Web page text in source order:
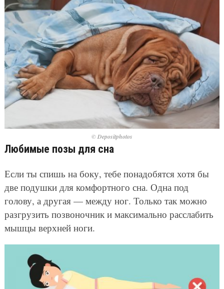
© Depositphotos
Любимые позы для сна
Если ты спишь на боку, тебе понадобятся хотя бы
две подушки для комфортного сна. Одна под
голову, а другая — между ног. Только так можно
разгрузить позвоночник и максимально расслабить
мышцы верхней ноги.